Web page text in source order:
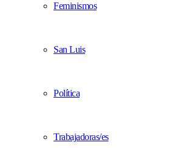
Feminismos
San Luis
Política
Trabajadoras/es